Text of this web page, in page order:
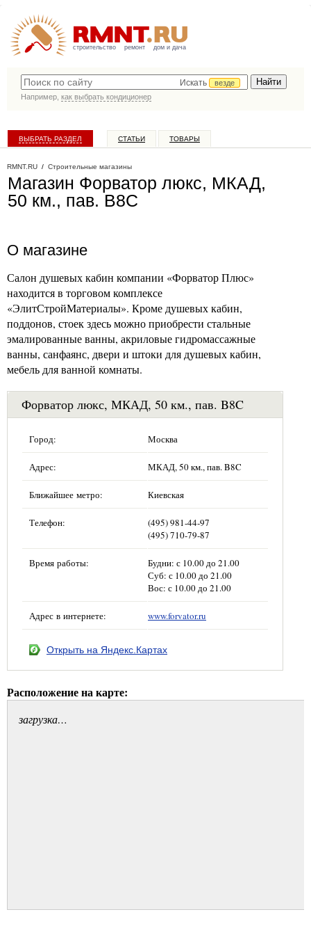
строительство ремонт дом и дача
Искать
везде
Например, как выбрать кондиционер
ВЫБРАТЬ РАЗДЕЛ СТАТЬИ ТОВАРЫ
RMNT.RU / Строительные магазины
Магазин Форватор люкс, МКАД,
50 км., пав. B8C
О магазине
Салон душевых кабин компании «Форватор Плюс»
находится в торговом комплексе
«ЭлитСтройМатериалы». Кроме душевых кабин,
поддонов, стоек здесь можно приобрести стальные
эмалированные ванны, акриловые гидромассажные
ванны, санфаянс, двери и штоки для душевых кабин,
мебель для ванной комнаты.
Форватор люкс, МКАД, 50 км., пав. B8C
Город: Москва
Адрес: МКАД, 50 км., пав. B8C
Ближайшее метро: Киевская
Телефон:
(495) 981-44-97
(495) 710-79-87
Время работы:
Будни: с 10.00 до 21.00
Суб: с 10.00 до 21.00
Вос: с 10.00 до 21.00
Адрес в интернете: www.forvator.ru
Открыть на Яндекс.Картах
Расположение на карте:
загрузка…